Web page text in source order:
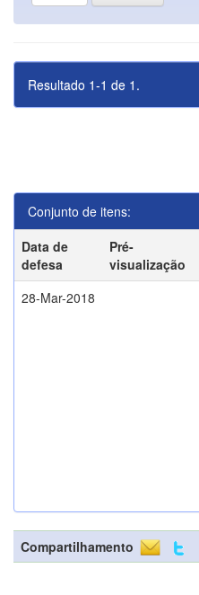
Resultado 1-1 de 1.
Conjunto de itens:
Data de
defesa
Pré-
visualização
28-Mar-2018
Compartilhamento